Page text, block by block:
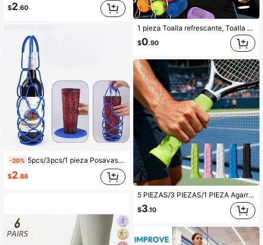
$2.60
-20% 5pcs/3pcs/1 pieza Posavasos de silicona y bolsas de almacenamiento de malla, reutilizables, también se usan como posavasos, manteles individuales, fundas para tazas, empaque portátil para botellas de agua o bebidas. Bolsa de malla de diseño único y de moda, bolsa de almacenamiento, suministros para el hogar, camping al aire libre, gran regalo para amigos y familiares
$2.88
1 pieza Toalla refrescante, Toalla de camping, Adecuada para enfriar el cuello y la cara, Suave y transpirable, Ideal para yoga, fitness, gimnasio, golf, camping y otros deportes al aire libre, Te mantiene fresco y cómodo todo el día, Enfriamiento instantáneo, Brinda una experiencia refrescante, Toalla deportiva, Toalla de seda de hielo de verano, Toalla fresca, Toalla con sensación de frío, Toalla refrescante para fitness al aire libre, Secado rápido, Absorbente de sudor, Refrescante, Unisex, Rosa/Morado/Azul/Verde/Naranja/Rojo/Gris/Negro/Verde Múltiples colores disponibles, Viene con almacenamiento, Ligera y portátil
$0.90
5 PIEZAS/3 PIEZAS/1 PIEZA Agarre Antideslizante de Goma para Paleta de Pickleball - Protector de Paleta Duradero, Mejora el Control y la Comodidad, Adecuado para Paletas con Protección de Mango Antideslizante, para Tenis, Tenis de Playa, Paletas de Pickleball - Cubierta de Paleta de Silicona Antideslizante a Prueba de Sudor, Versátil y Duradera, Adecuada para Todos los Niveles de Habilidad y Deportes al Aire Libre, Esencial de Verano, Juegos al Aire Libre
$3.10